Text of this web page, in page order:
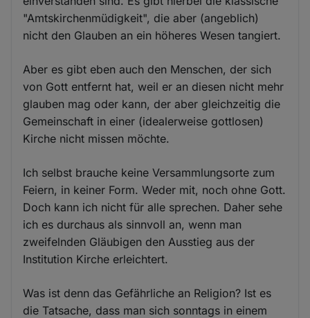
"Amtskirchenmüdigkeit", die aber (angeblich)
nicht den Glauben an ein höheres Wesen tangiert.
Aber es gibt eben auch den Menschen, der sich
von Gott entfernt hat, weil er an diesen nicht mehr
glauben mag oder kann, der aber gleichzeitig die
Gemeinschaft in einer (idealerweise gottlosen)
Kirche nicht missen möchte.
Ich selbst brauche keine Versammlungsorte zum
Feiern, in keiner Form. Weder mit, noch ohne Gott.
Doch kann ich nicht für alle sprechen. Daher sehe
ich es durchaus als sinnvoll an, wenn man
zweifelnden Gläubigen den Ausstieg aus der
Institution Kirche erleichtert.
Was ist denn das Gefährliche an Religion? Ist es
die Tatsache, dass man sich sonntags in einem
und
Cookies